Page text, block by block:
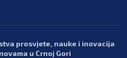
prosvjete, nauke i inovacija
u Crnoj Gori